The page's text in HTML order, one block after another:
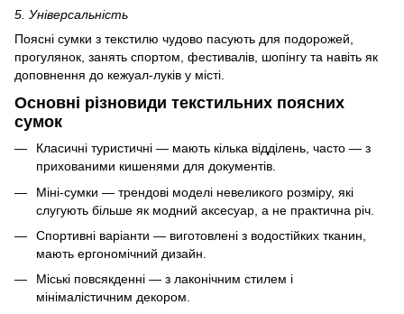
5. Універсальність
Поясні сумки з текстилю чудово пасують для подорожей,
прогулянок, занять спортом, фестивалів, шопінгу та навіть як
доповнення до кежуал-луків у місті.
Основні різновиди текстильних поясних
сумок
Класичні туристичні — мають кілька відділень, часто — з
прихованими кишенями для документів.
Міні-сумки — трендові моделі невеликого розміру, які
слугують більше як модний аксесуар, а не практична річ.
Спортивні варіанти — виготовлені з водостійких тканин,
мають ергономічний дизайн.
Міські повсякденні — з лаконічним стилем і
мінімалістичним декором.